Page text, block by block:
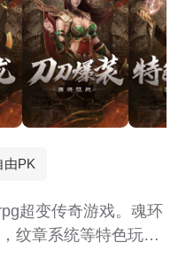
由PK
超变传奇游戏。魂环
纹章系统等特色玩